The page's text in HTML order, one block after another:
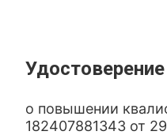
Удостоверение
о повышении
182407881343 от